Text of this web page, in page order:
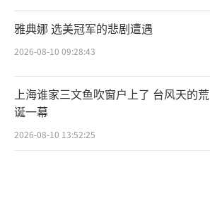
雅典娜 选美冠军的悲剧遭遇
2026-08-10 09:28:43
上海谁家三文鱼吹窗户上了 台风天的荒
诞一幕
2026-08-10 13:52:25